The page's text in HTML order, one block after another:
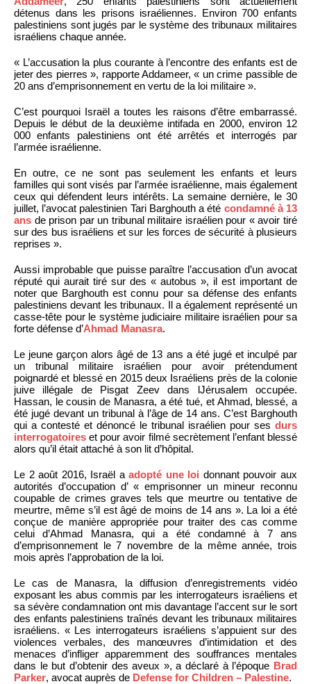
détenus dans les prisons israéliennes. Environ 700 enfants
palestiniens sont jugés par le système des tribunaux militaires
israéliens chaque année.
« L’accusation la plus courante à l’encontre des enfants est de
jeter des pierres », rapporte Addameer, « un crime passible de
20 ans d’emprisonnement en vertu de la loi militaire ».
C’est pourquoi Israël a toutes les raisons d’être embarrassé.
Depuis le début de la deuxième intifada en 2000, environ 12
000 enfants palestiniens ont été arrêtés et interrogés par
l’armée israélienne.
En outre, ce ne sont pas seulement les enfants et leurs
familles qui sont visés par l’armée israélienne, mais également
ceux qui défendent leurs intérêts. La semaine dernière, le 30
juillet, l’avocat palestinien Tari Barghouth a été condamné à 13
ans de prison par un tribunal militaire israélien pour « avoir tiré
sur des bus israéliens et sur les forces de sécurité à plusieurs
reprises ».
Aussi improbable que puisse paraître l’accusation d’un avocat
réputé qui aurait tiré sur des « autobus », il est important de
noter que Barghouth est connu pour sa défense des enfants
palestiniens devant les tribunaux. Il a également représenté un
casse-tête pour le système judiciaire militaire israélien pour sa
forte défense d’Ahmad Manasra.
Le jeune garçon alors âgé de 13 ans a été jugé et inculpé par
un tribunal militaire israélien pour avoir prétendument
poignardé et blessé en 2015 deux Israéliens près de la colonie
juive illégale de Pisgat Zeev dans lJérusalem occupée.
Hassan, le cousin de Manasra, a été tué, et Ahmad, blessé, a
été jugé devant un tribunal à l’âge de 14 ans. C’est Barghouth
qui a contesté et dénoncé le tribunal israélien pour ses durs
interrogatoires et pour avoir filmé secrètement l’enfant blessé
alors qu’il était attaché à son lit d’hôpital.
Le 2 août 2016, Israël aadopté une loi donnant pouvoir aux
autorités d’occupation d’ « emprisonner un mineur reconnu
coupable de crimes graves tels que meurtre ou tentative de
meurtre, même s’il est âgé de moins de 14 ans ». La loi a été
conçue de manière appropriée pour traiter des cas comme
celui d’Ahmad Manasra, qui a été condamné à 7 ans
d’emprisonnement le 7 novembre de la même année, trois
mois après l’approbation de la loi.
Le cas de Manasra, la diffusion d’enregistrements vidéo
exposant les abus commis par les interrogateurs israéliens et
sa sévère condamnation ont mis davantage l’accent sur le sort
des enfants palestiniens traînés devant les tribunaux militaires
israéliens. « Les interrogateurs israéliens s’appuient sur des
violences verbales, des manœuvres d’intimidation et des
menaces d’infliger apparemment des souffrances mentales
dans le but d’obtenir des aveux », a déclaré à l’époque Brad
Parker, avocat auprès de Defense for Children – Palestine.